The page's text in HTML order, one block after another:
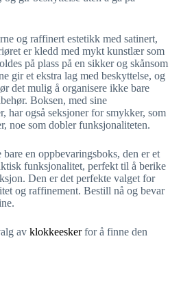
og raffinert estetikk med satinert,
er kledd med mykt kunstlær som
på plass på en sikker og skånsom
gir et ekstra lag med beskyttelse, og
det mulig å organisere ikke bare
Boksen, med sine
har også seksjoner for smykker, som
noe som dobler funksjonaliteten.
bare en oppbevaringsboks, den er et
funksjonalitet, perfekt til å berike
Den er det perfekte valget for
og raffinement. Bestill nå og bevar
av klokkeeskerfor å finne den